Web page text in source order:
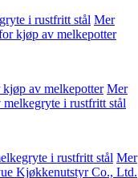
i rustfritt stål Mer
av melkepotter Mer
i rustfritt stål Mer